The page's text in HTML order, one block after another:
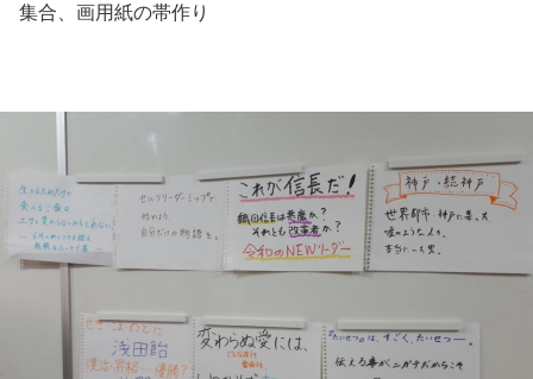
集合、画用紙の帯作り